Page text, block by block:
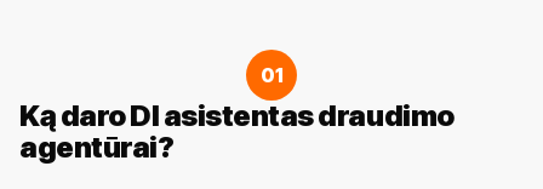
01
Ką daro DI asistentas draudimo
agentūrai?